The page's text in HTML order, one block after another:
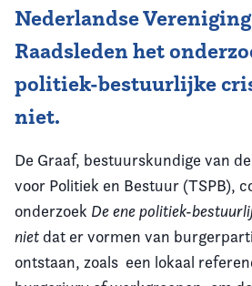
Nederlandse
Raadsleden het
politiek-bestuurlijke
niet.
De Graaf, bestuurskundige van
voor Politiek en Bestuur (TSPB),
onderzoek De ene politiek-
niet dat er vormen van
ontstaan, zoals een lokaal